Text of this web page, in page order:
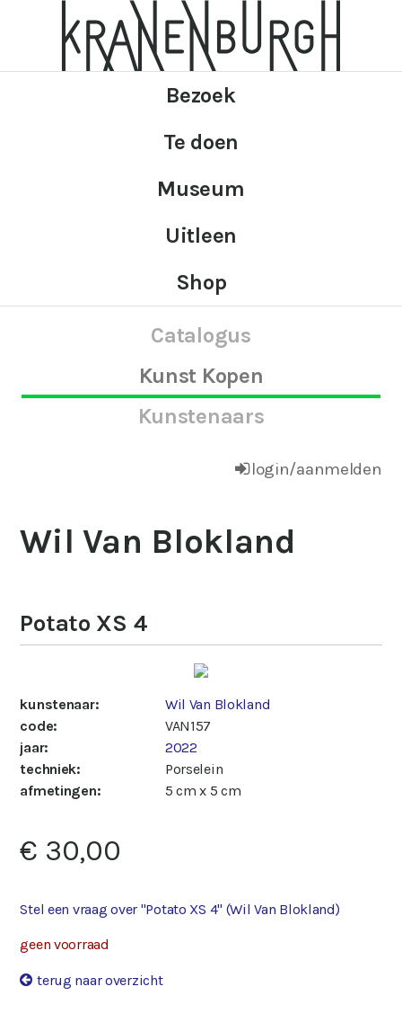
Bezoek
Te doen
Museum
Uitleen
Shop
Catalogus
Kunst Kopen
Kunstenaars
login/aanmelden
Wil Van Blokland
Potato XS 4
kunstenaar:
Wil Van Blokland
code:
VAN157
jaar:
2022
techniek:
Porselein
afmetingen:
5 cm x 5 cm
€ 30,00
Stel een vraag over "Potato XS 4" (Wil Van Blokland)
geen voorraad
terug naar overzicht